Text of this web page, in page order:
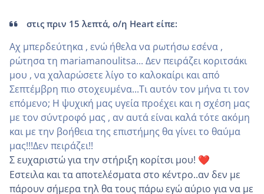
στις πριν 15 λεπτά, ο/η Heart είπε:
Αχ μπερδεύτηκα , ενώ ήθελα να ρωτήσω εσένα ,
ρώτησα τη mariamanoulitsa... Δεν πειράζει κοριτσάκι
μου , να χαλαρώσετε λίγο το καλοκαίρι και από
Σεπτέμβρη πιο στοχευμένα...Τι αυτόν τον μήνα τι τον
επόμενο; Η ψυχική μας υγεία προέχει και η σχέση μας
με τον σύντροφό μας , αν αυτά είναι καλά τότε ακόμη
και με την βοήθεια της επιστήμης θα γίνει το θαύμα
μας!!!Δεν πειράζει!!
Σ ευχαριστώ για την στήριξη κορίτσι μου! ❤️
Εστειλα και τα αποτελέσματα στο κέντρο..αν δεν με
πάρουν σήμερα τηλ θα τους πάρω εγώ αύριο για να με